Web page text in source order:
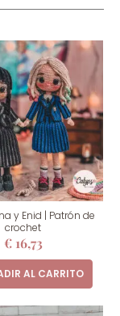
y Enid | Patrón de
crochet
€16,73
AL CARRITO